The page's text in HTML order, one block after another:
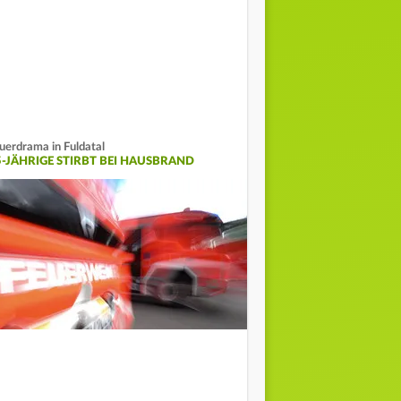
in Fuldatal
JÄHRIGE STIRBT BEI HAUSBRAND